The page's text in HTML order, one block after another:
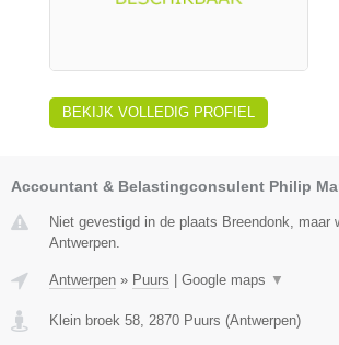
BEKIJK VOLLEDIG PROFIEL
Accountant & Belastingconsulent Philip
Niet gevestigd in de plaats Breendonk, maar
Antwerpen.
Antwerpen » Puurs Google maps ▼
Klein broek 58, 2870 Puurs (Antwerpen)